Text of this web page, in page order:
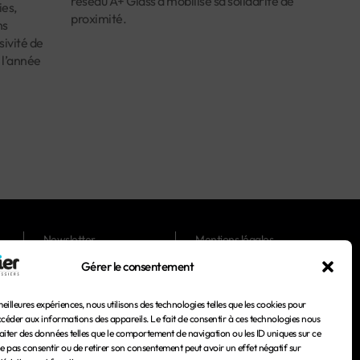
Gérer le consentement
expériences, nous utilisons des technologies telles que les cookies pour
aux informations des appareils. Le fait de consentir à ces technologies nous
des données telles que le comportement de navigation ou les ID uniques sur ce
pas consentir ou de retirer son consentement peut avoir un effet négatif sur
de
proximité.
Newsletter
Magazines
Mentions légales
Conditions générales de
vente